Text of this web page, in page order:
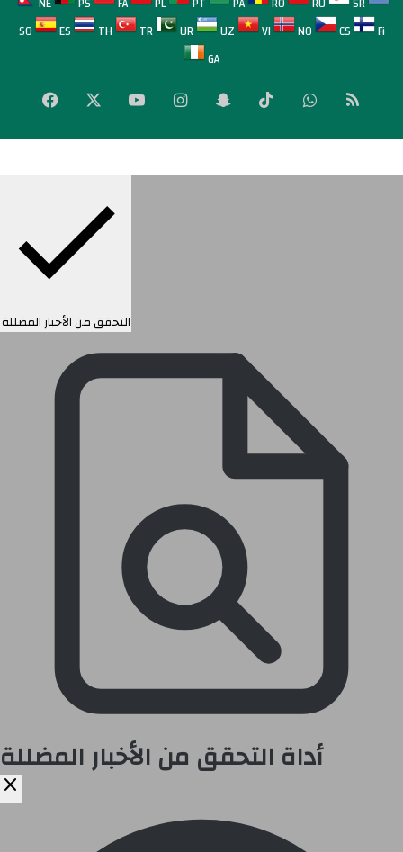
SO
ES TH TR UR UZ VI NO CS
Fi
GA
فيسبوك ‫YouTubeانستقرامسناب
تشات
‫TikTokواتساب
RSS
التحقق من الأخبار المضللة
أداة التحقق من الأخبار المضللة
close